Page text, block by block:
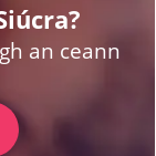
an ceann